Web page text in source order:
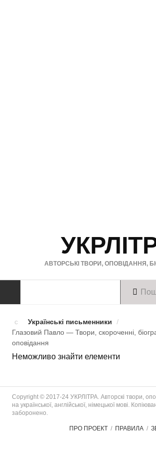
АВТОРСЬКІ ТВОРИ, ОПОВІДАННЯ,
Твори українською
Твори англійською
БІОГРАФІЇ
Українські письменники
Українські письменники
/
Глазовий Павло — Твори, скороченні,
оповiдання
Неможливо знайти елементи
Copyright © 2017-24 УКРЛІТРА. Авторскі твори,
на української, англійської, німецької мові.
заборонено.
ПРО ПРОЕКТ ПРАВИЛА